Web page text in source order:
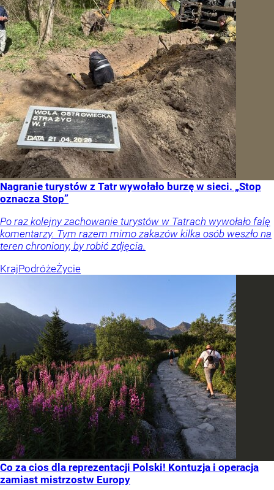
Nagranie turystów z Tatr wywołało burzę w sieci. „Stop
oznacza Stop”
Po raz kolejny zachowanie turystów w Tatrach wywołało falę
komentarzy. Tym razem mimo zakazów kilka osób weszło na
teren chroniony, by robić zdjęcia.
KrajPodróżeŻycie
Co za cios dla reprezentacji Polski! Kontuzja i operacja
zamiast mistrzostw Europy